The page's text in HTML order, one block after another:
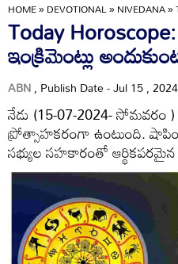
HOME»DEVOTIONAL»NIVEDANA»
Today
ఇంక్రిమెంట్లు
ABN, Publish Date - Jul 15 ,
నేడు (15-07-2024- సోమవరం
ప్రోత్సాహకరంగా ఉంటుంది.
సభ్యుల సహకారంతో ఆర్థికపరమైన